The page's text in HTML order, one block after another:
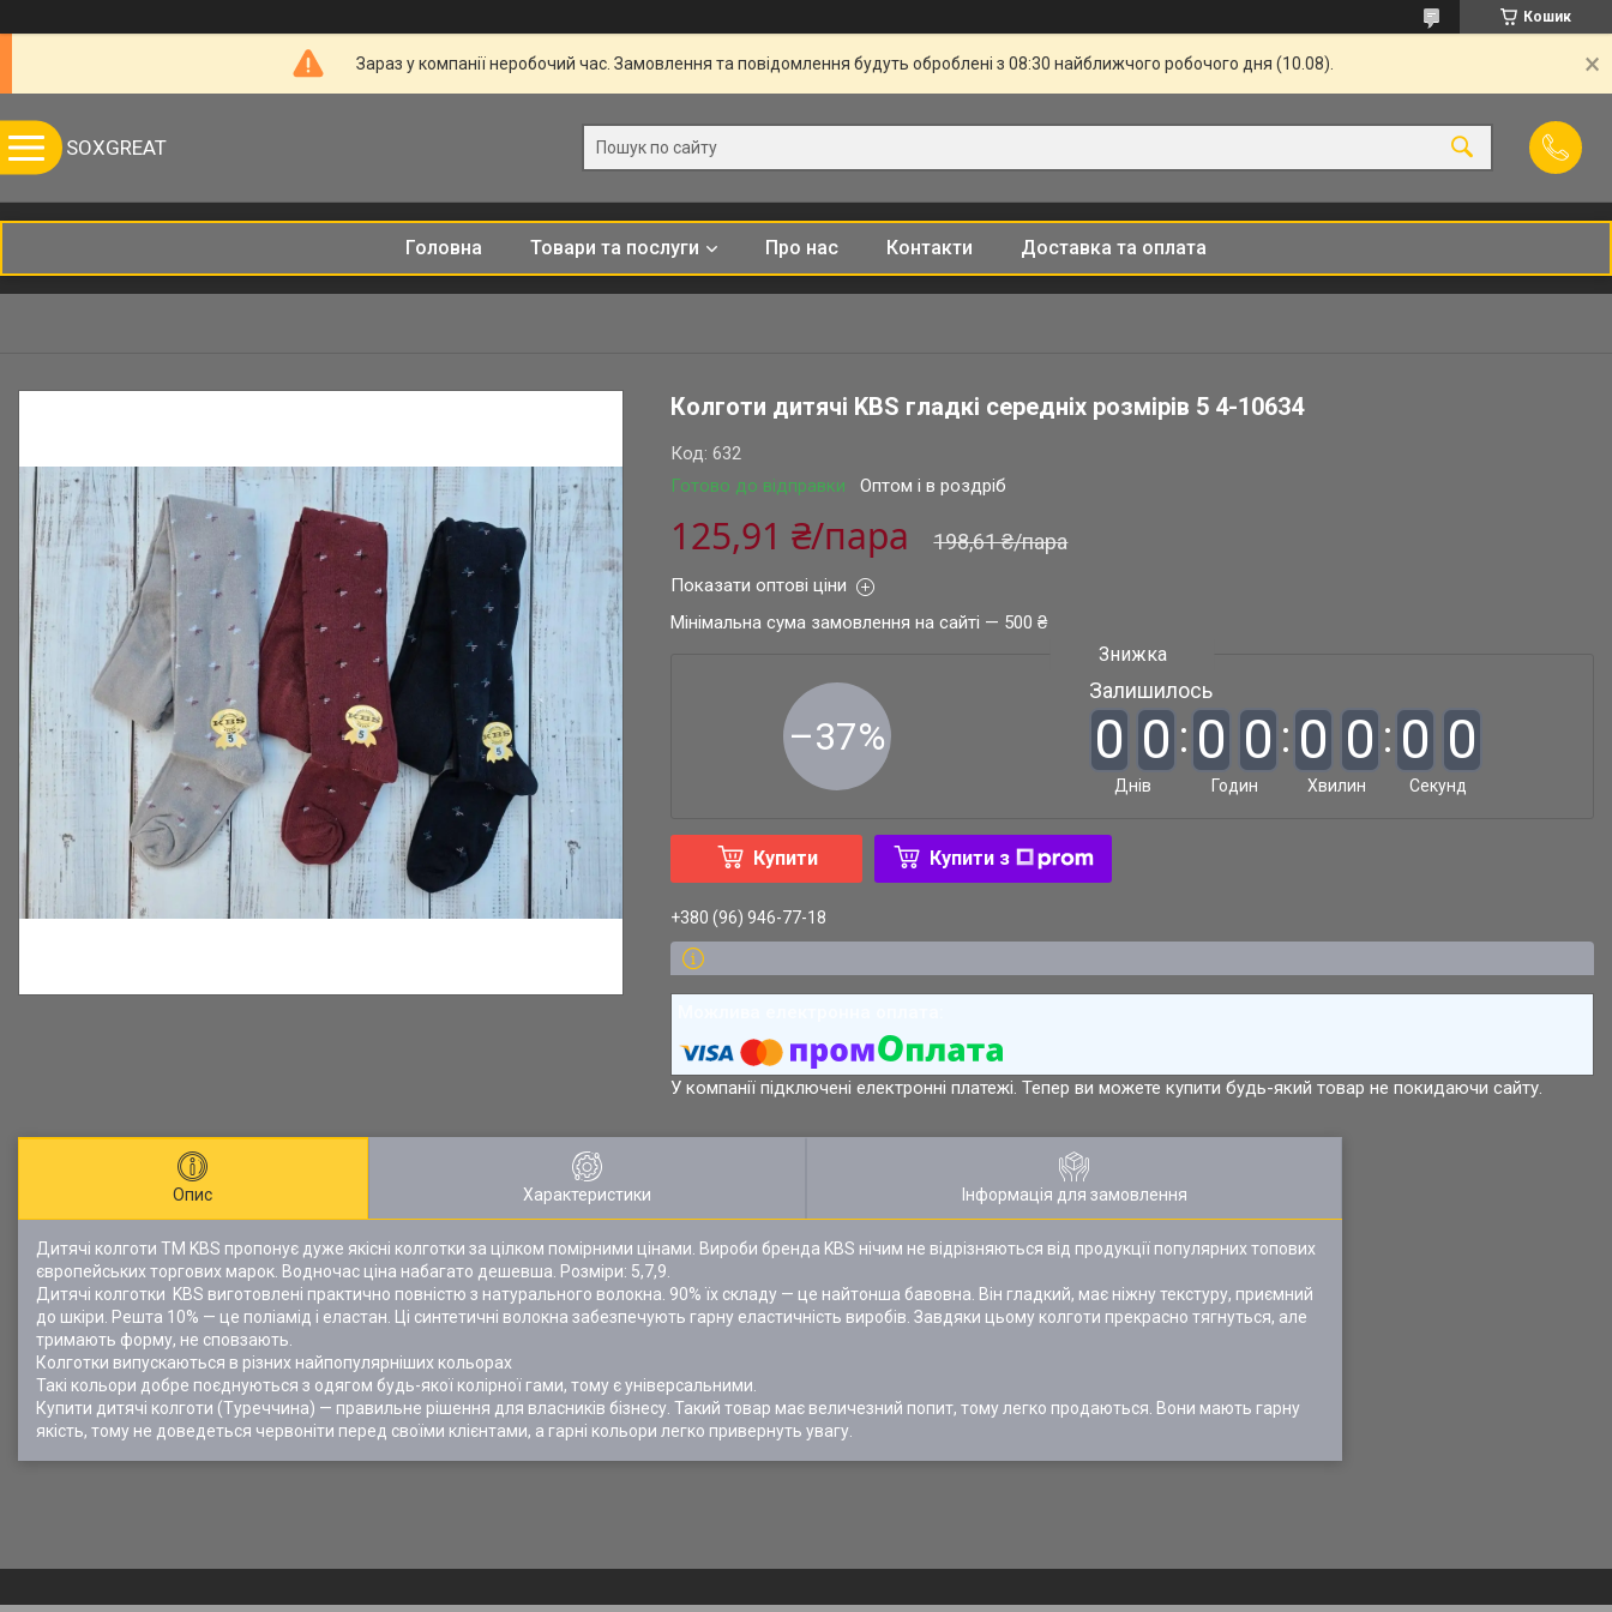
Кошик
Зараз у компанії неробочий час. Замовлення та повідомлення будуть оброблені з 08:30 найближчого робочого дня (10.08).
SOXGREAT
Головна Товари та послуги Про нас Контакти Доставка та оплата
Колготи дитячі KBS гладкі середніх розмірів 5 4-10634
Готово до відправки Оптом і в роздріб
Код:632
198,61 ₴/пара
125,91 ₴/пара
Показати оптові ціни
Мінімальна сума замовлення на сайті — 500 ₴
–37%
Залишилось
0 0
Днів
0 0
Годин
0 0
Хвилин
0 0
Секунд
Купити Купити з
+380 (96) 946-77-18
У компанії підключені електронні платежі. Тепер ви можете купити будь-який товар не покидаючи сайту.
Опис Характеристики Інформація для замовлення
Дитячі колготи ТМ KBS пропонує дуже якісні колготки за цілком помірними цінами. Вироби бренда KBS нічим не відрізняються від продукції популярних топових
європейських торгових марок. Водночас ціна набагато дешевша. Розміри: 5,7,9.
Дитячі колготки KBS виготовлені практично повністю з натурального волокна. 90% їх складу — це найтонша бавовна. Він гладкий, має ніжну текстуру, приємний
до шкіри. Решта 10% — це поліамід і еластан. Ці синтетичні волокна забезпечують гарну еластичність виробів. Завдяки цьому колготи прекрасно тягнуться, але
тримають форму, не сповзають.
Колготки випускаються в різних найпопулярніших кольорах
Такі кольори добре поєднуються з одягом будь-якої колірної гами, тому є універсальними.
Купити дитячі колготи (Туреччина) — правильне рішення для власників бізнесу. Такий товар має величезний попит, тому легко продаються. Вони мають гарну
якість, тому не доведеться червоніти перед своїми клієнтами, а гарні кольори легко привернуть увагу.